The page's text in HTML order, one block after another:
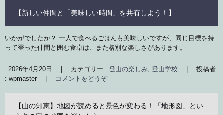
【新しい仲間と「美味しい時間」を共有しよう！】
いかがでしたか？ 一人で食べるごはんも美味しいですが、同じ目標を持
って登った仲間と囲む食卓は、また格別な楽しさがあります。
2026年4月20日 カテゴリー : 登山の楽しみ, 登山学校
投稿者
: wpmaster
コメントをどうぞ
【山の知恵】地図が読めると景色が変わる！「地形図」とい